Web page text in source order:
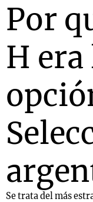
Por
H
Se trata del más